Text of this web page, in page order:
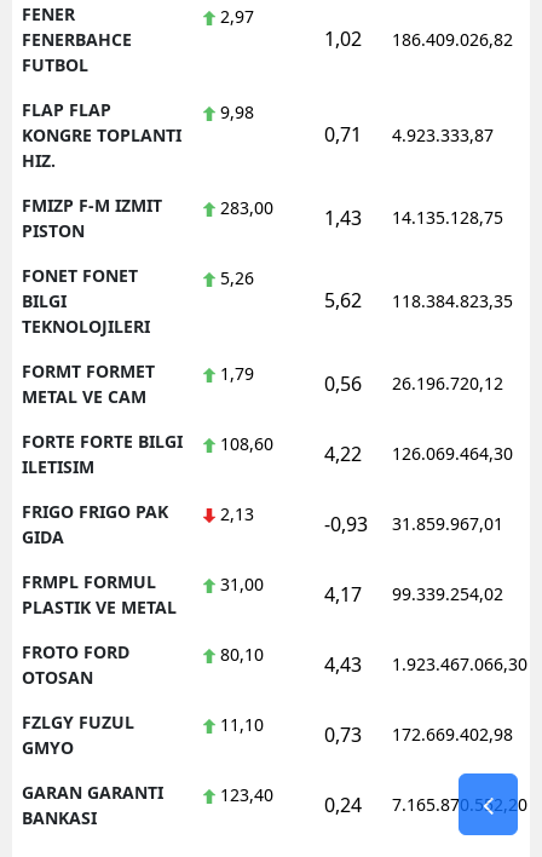
FENER
FENERBAHCE
FUTBOL
2,97
1,02 186.409.026,82
FLAP FLAP
KONGRE TOPLANTI
HIZ.
9,98
0,71 4.923.333,87
FMIZP F-M IZMIT
PISTON
283,00 1,43 14.135.128,75
FONET FONET
BILGI
TEKNOLOJILERI
5,26
5,62 118.384.823,35
FORMT FORMET
METAL VE CAM
1,79 0,56 26.196.720,12
FORTE FORTE BILGI
ILETISIM
108,60 4,22 126.069.464,30
FRIGO FRIGO PAK
GIDA
2,13 -0,93 31.859.967,01
FRMPL FORMUL
PLASTIK VE METAL
31,00 4,17 99.339.254,02
FROTO FORD
OTOSAN
80,10 4,43 1.923.467.066,30
FZLGY FUZUL
GMYO
11,10 0,73 172.669.402,98
GARAN GARANTI
BANKASI
123,40 0,24 7.165.870.552,20